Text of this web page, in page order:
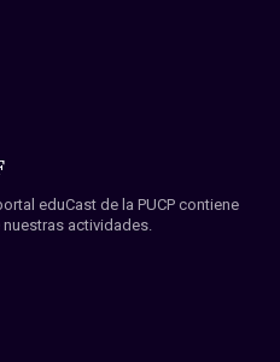
eduCast de la PUCP contiene
actividades.